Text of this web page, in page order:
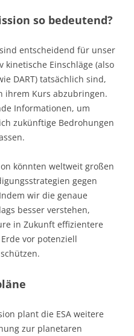
so bedeutend?
entscheidend für unser
kinetische Einschläge (also
DART) tatsächlich sind,
ihrem Kurs abzubringen.
Informationen, um
zukünftige Bedrohungen
könnten weltweit großen
gegen
wir die genaue
besser verstehen,
in Zukunft effizientere
vor potenziell
plant die ESA weitere
zur planetaren